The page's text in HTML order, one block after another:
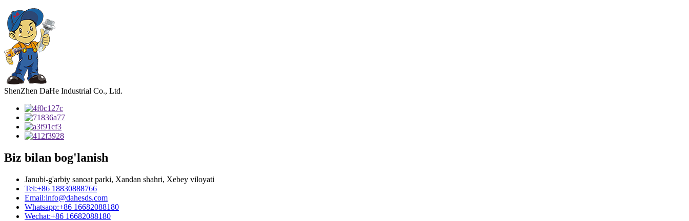
ShenZhen DaHe Industrial Co., Ltd.
Biz bilan bog'lanish
Janubi-g'arbiy sanoat parki, Xandan shahri, Xebey viloyati
Tel:+86 18830888766
Email:info@dahesds.com
Whatsapp:+86 16682088180
Wechat:+86 16682088180